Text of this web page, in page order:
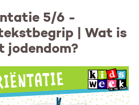
5/6 -
| Wat is
jodendom?